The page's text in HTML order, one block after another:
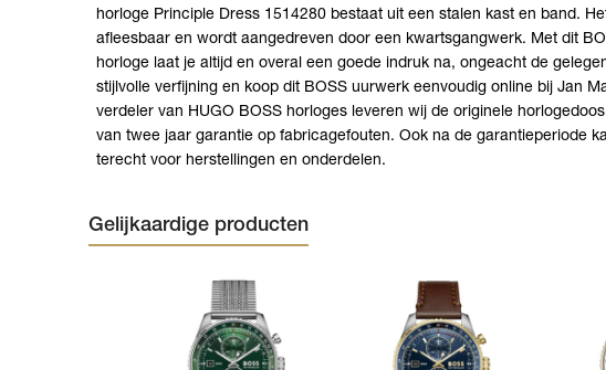
horloge Principle Dress 1514280 bestaat uit een stalen kast en band.
afleesbaar en wordt aangedreven door een kwartsgangwerk. Met dit
horloge laat je altijd en overal een goede indruk na, ongeacht de
stijlvolle verfijning en koop dit BOSS uurwerk eenvoudig online bij Jan
verdeler van HUGO BOSS horloges leveren wij de originele
van twee jaar garantie op fabricagefouten. Ook na de garantieperiode
terecht voor herstellingen en onderdelen.
Gelijkaardige producten